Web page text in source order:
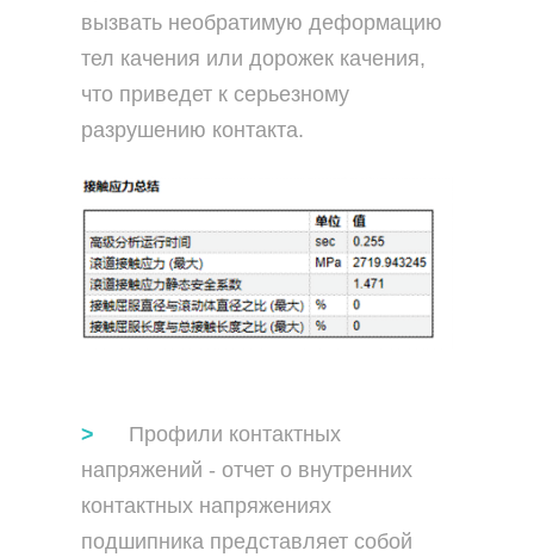
вызвать необратимую деформацию
тел качения или дорожек качения,
что приведет к серьезному
разрушению контакта.
Профили контактных
напряжений - отчет о внутренних
контактных напряжениях
подшипника представляет собой